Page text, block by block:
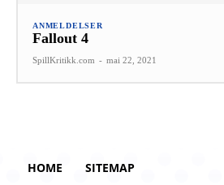
ANMELDELSER
Fallout 4
SpillKritikk.com - mai 22, 2021
HOME SITEMAP